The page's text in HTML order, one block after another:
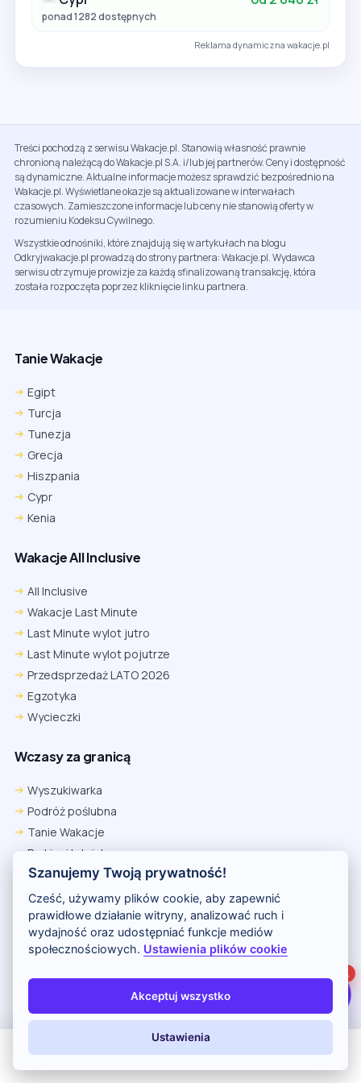
ponad 1282 dostępnych
Reklama dynamiczna wakacje.pl
Treści pochodzą z serwisu Wakacje.pl. Stanowią własność prawnie
chronioną należącą do Wakacje.pl S.A. i/lub jej partnerów. Ceny i dostępność
są dynamiczne. Aktualne informacje możesz sprawdzić bezpośrednio na
Wakacje.pl. Wyświetlane okazje są aktualizowane w interwałach
czasowych. Zamieszczone informacje lub ceny nie stanowią oferty w
rozumieniu Kodeksu Cywilnego.
Wszystkie odnośniki, które znajdują się w artykułach na blogu
Odkryjwakacje.pl prowadzą do strony partnera: Wakacje.pl. Wydawca
serwisu otrzymuje prowizje za każdą sfinalizowaną transakcję, która
została rozpoczęta poprzez kliknięcie linku partnera.
Tanie Wakacje
Egipt
Turcja
Tunezja
Grecja
Hiszpania
Cypr
Kenia
Wakacje All Inclusive
All Inclusive
Wakacje Last Minute
Last Minute wylot jutro
Last Minute wylot pojutrze
Przedsprzedaż LATO 2026
Egzotyka
Wycieczki
Wczasy za granicą
Wyszukiwarka
Podróż poślubna
Tanie Wakacje
Parkingi lotniskowe
Wakacyjne Kierunki
Egzotyczne Wakacje
Ultra Last Minute
Wycieczki z Polski
Okazje
Wakacje z Niemiec
Polityka Prywatności
1
Firefox Inna
Ustawienia → Prywatność i bezpieczeństwo → Pliki cookie innych
firm → ustaw „Zezwalaj”.
Szanujemy Twoją prywatność!
Cześć, używamy plików cookie, aby zapewnić
prawidłowe działanie witryny, analizować ruch i
wydajność oraz udostępniać funkcje mediów
społecznościowych. Ustawienia plików cookie
Akceptuj wszystko
Ustawienia